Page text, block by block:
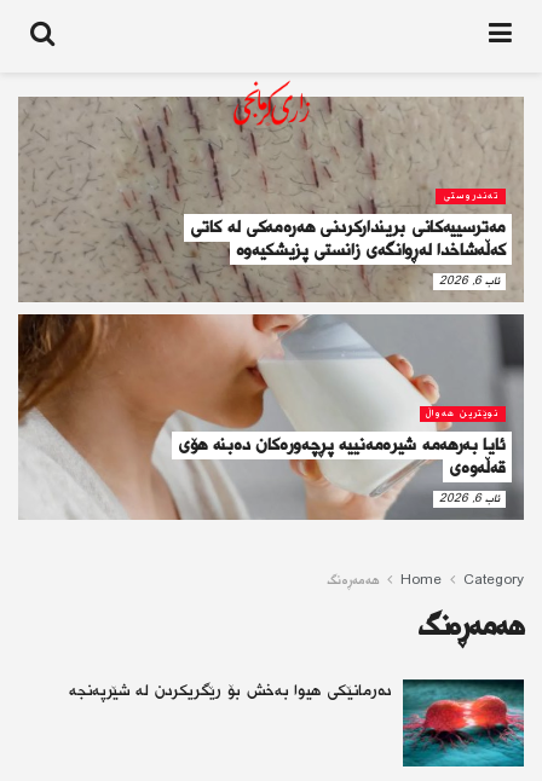
تەندروستى
مەترسییەکانی بریندارکردنی هەڕەمەکی لە کاتی
کەڵەشاخدا لەڕوانگەی زانستی پزیشکیەوە
ئاب 6, 2026
نوێترین هەواڵ
ئايا به‌رهه‌مه‌ شيره‌مه‌نييه‌ پڕچه‌وره‌كان ده‌بنه‌ هۆى
قه‌ڵه‌وه‌ى
ئاب 6, 2026
Home Category هەمەڕەنگ
هەمەڕەنگ
دەرمانێكی هيوا بەخش بۆ رێگریكردن لە شێرپەنجە